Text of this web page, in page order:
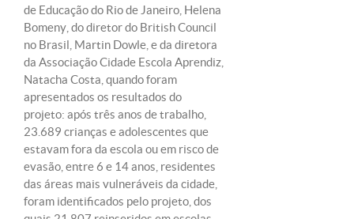
de Educação do Rio de Janeiro, Helena
Bomeny, do diretor do British Council
no Brasil, Martin Dowle, e da diretora
da Associação Cidade Escola Aprendiz,
Natacha Costa, quando foram
apresentados os resultados do
projeto: após três anos de trabalho,
23.689 crianças e adolescentes que
estavam fora da escola ou em risco de
evasão, entre 6 e 14 anos, residentes
das áreas mais vulneráveis da cidade,
foram identificados pelo projeto, dos